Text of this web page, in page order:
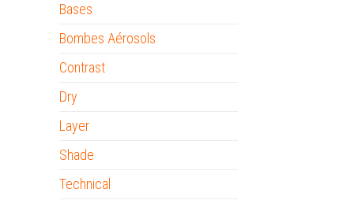
Bases
Bombes Aérosols
Contrast
Dry
Layer
Shade
Technical